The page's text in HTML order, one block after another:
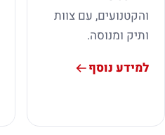
והקטנועים, עם צוות
ותיק ומנוסה.
למידע נוסף